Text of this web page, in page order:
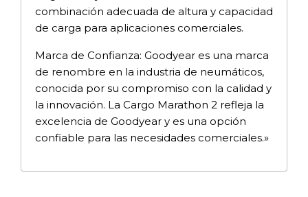
combinación adecuada de altura y capacidad
de carga para aplicaciones comerciales.
Marca de Confianza: Goodyear es una marca
de renombre en la industria de neumáticos,
conocida por su compromiso con la calidad y
la innovación. La Cargo Marathon 2 refleja la
excelencia de Goodyear y es una opción
confiable para las necesidades comerciales.»